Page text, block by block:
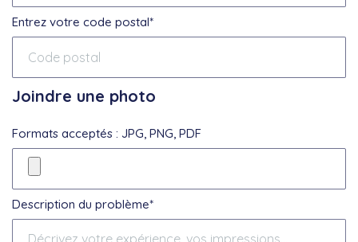
Entrez votre code postal*
Joindre une photo
Formats acceptés : JPG, PNG, PDF
Description du problème*